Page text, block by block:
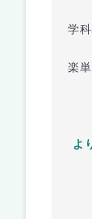
学科
楽
よ